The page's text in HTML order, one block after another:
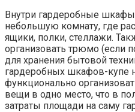
Внутри гардеробные
небольшую комнату, где
ящики, полки, стеллажи.
организовать трюмо (если
для хранения бытовой
гардеробных шкафов-купе
функционально
вещи в одно место, что в
затраты площади на саму